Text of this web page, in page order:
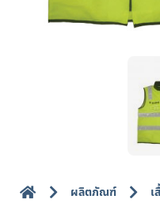
ผลิตภัณฑ์
เ